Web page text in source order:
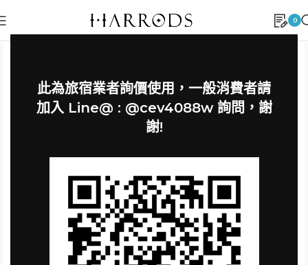
此為旅宿業者詢價使用，一般消費者請
加入 Line@ : @cev4088w 詢問，謝
謝!
0